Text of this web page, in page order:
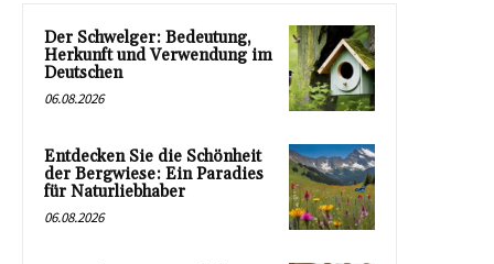
Der Schwelger: Bedeutung,
Herkunft und Verwendung im
Deutschen
06.08.2026
Entdecken Sie die Schönheit
der Bergwiese: Ein Paradies
für Naturliebhaber
06.08.2026